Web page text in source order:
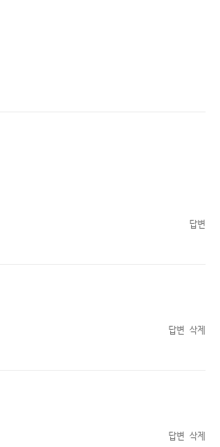
답변
답변 삭제
답변 삭제